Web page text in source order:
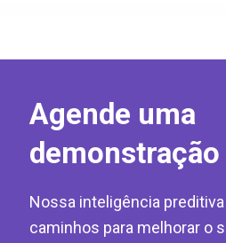
Agende uma
Nossa inteligência
caminhos para melhorar o